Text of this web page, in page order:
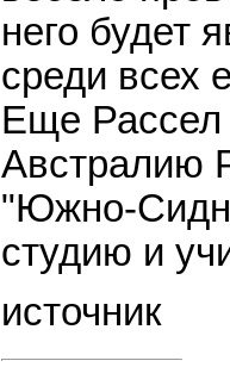
него будет
среди всех
Еще Рассел
Австралию
"Южно-
студию и
источник